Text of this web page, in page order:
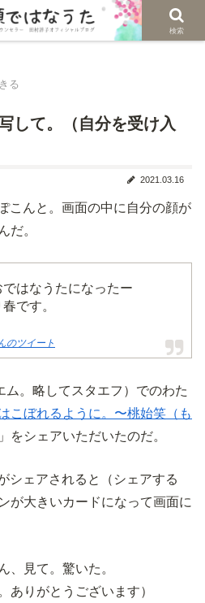
る。自然に生きる。
る
して。（自分を受け入
2021.03.16
こんと。画面の中に自分の顔が
だ。
はなうたになったー
です。
のツイート
ム。略してスタエフ）でのわた
こぼれるように。〜桃始笑（も
」をシェアいただいたのだ。
シェアされると（シェアする
が大きいカードになって画面に
、見て。驚いた。
ありがとうございます）
検索